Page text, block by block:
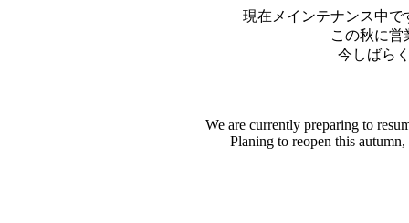
現在メインテナンス中
この秋に営
今しばら
We are currently preparing to
Planing to reopen this